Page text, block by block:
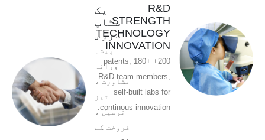
R&D
STRENGTH
TECHNOLOGY
INNOVATION
200+ patents, 180+
R&D team members,
self-built labs for
continous innovation.
ایک
اسٹاپ
سروس
پیشہ
ورانہ
مشاورت ،
تیز
ترسیل ،
فروخت کے